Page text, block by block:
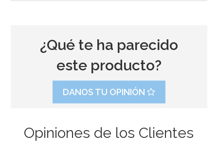
¿Qué te ha parecido
este producto?
DANOS TU OPINIÓN
Opiniones de los Clientes